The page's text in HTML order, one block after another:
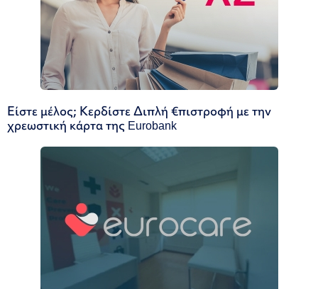
Είστε μέλος; Κερδίστε Διπλή €πιστροφή με την
χρεωστική κάρτα της Eurobank